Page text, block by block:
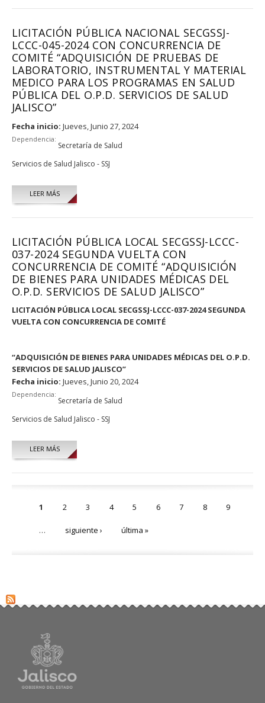
LICITACIÓN PÚBLICA NACIONAL SECGSSJ-
LCCC-045-2024 CON CONCURRENCIA DE
COMITÉ “ADQUISICIÓN DE PRUEBAS DE
LABORATORIO, INSTRUMENTAL Y MATERIAL
MEDICO PARA LOS PROGRAMAS EN SALUD
PÚBLICA DEL O.P.D. SERVICIOS DE SALUD
JALISCO”
Fecha inicio: Jueves, Junio 27, 2024
Dependencia:
Secretaría de Salud
Servicios de Salud Jalisco - SSJ
LEER MÁS
LICITACIÓN PÚBLICA LOCAL SECGSSJ-LCCC-
037-2024 SEGUNDA VUELTA CON
CONCURRENCIA DE COMITÉ “ADQUISICIÓN
DE BIENES PARA UNIDADES MÉDICAS DEL
O.P.D. SERVICIOS DE SALUD JALISCO”
LICITACIÓN PÚBLICA LOCAL SECGSSJ-LCCC-037-2024 SEGUNDA
VUELTA CON CONCURRENCIA DE COMITÉ
“ADQUISICIÓN DE BIENES PARA UNIDADES MÉDICAS DEL O.P.D.
SERVICIOS DE SALUD JALISCO”
Fecha inicio: Jueves, Junio 20, 2024
Dependencia:
Secretaría de Salud
Servicios de Salud Jalisco - SSJ
LEER MÁS
1 2 3 4 5 6 7 8 9
… siguiente › última »